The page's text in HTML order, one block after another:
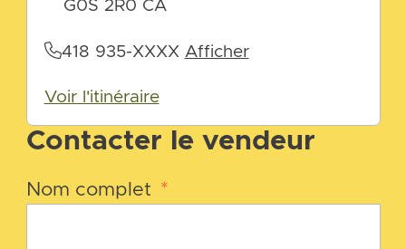
Contacter le vendeur
Nom complet *
G0S 2R0 CA
418 935-XXXX Afficher
Voir l'itinéraire